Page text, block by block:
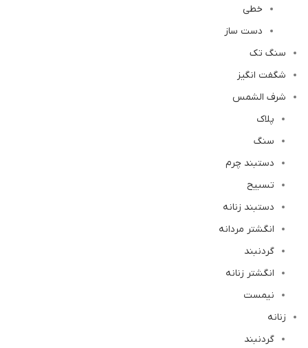
خطی
دست ساز
سنگ تک
شگفت انگیز
شرف الشمس
پلاک
سنگ
دستبند چرم
تسبیح
دستبند زنانه
انگشتر مردانه
گردنبند
انگشتر زنانه
نیمست
زنانه
گردنبند